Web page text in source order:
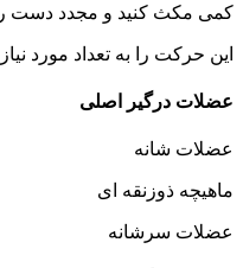
کمی مکث کنید و مجدد دست را
این حرکت را به تعداد مورد
عضلات درگیر اصلی
عضلات شانه
ماهیچه ذوزنقه ای
عضلات سرشانه